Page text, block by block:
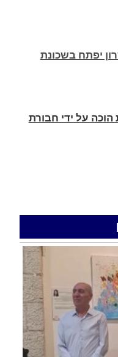
הוכה על ידי חבורת
בית הספר ים סוף
רכב התנגש במעקה בטיחות בכביש 90 בסמוך לעין
יפתח בשכונת